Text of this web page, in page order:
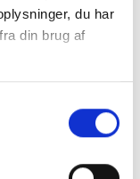
du har
din brug af
vurderer,
helbred.
den øvrige